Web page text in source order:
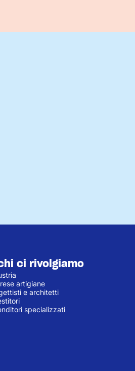
ci rivolgiamo
artigiane
e architetti
specializzati